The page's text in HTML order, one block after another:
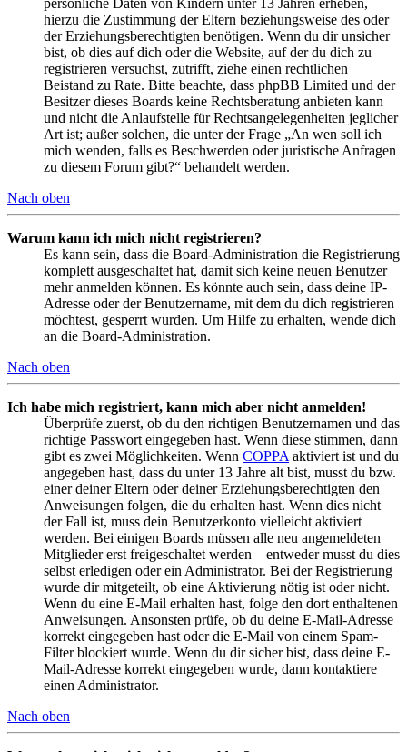
persönliche Daten von Kindern unter 13 Jahren erheben,
hierzu die Zustimmung der Eltern beziehungsweise des oder
der Erziehungsberechtigten benötigen. Wenn du dir unsicher
bist, ob dies auf dich oder die Website, auf der du dich zu
registrieren versuchst, zutrifft, ziehe einen rechtlichen
Beistand zu Rate. Bitte beachte, dass phpBB Limited und der
Besitzer dieses Boards keine Rechtsberatung anbieten kann
und nicht die Anlaufstelle für Rechtsangelegenheiten jeglicher
Art ist; außer solchen, die unter der Frage „An wen soll ich
mich wenden, falls es Beschwerden oder juristische Anfragen
zu diesem Forum gibt?“ behandelt werden.
Nach oben
Warum kann ich mich nicht registrieren?
Es kann sein, dass die Board-Administration die Registrierung
komplett ausgeschaltet hat, damit sich keine neuen Benutzer
mehr anmelden können. Es könnte auch sein, dass deine IP-
Adresse oder der Benutzername, mit dem du dich registrieren
möchtest, gesperrt wurden. Um Hilfe zu erhalten, wende dich
an die Board-Administration.
Nach oben
Ich habe mich registriert, kann mich aber nicht anmelden!
Überprüfe zuerst, ob du den richtigen Benutzernamen und das
richtige Passwort eingegeben hast. Wenn diese stimmen, dann
gibt es zwei Möglichkeiten. Wenn COPPA aktiviert ist und du
angegeben hast, dass du unter 13 Jahre alt bist, musst du bzw.
einer deiner Eltern oder deiner Erziehungsberechtigten den
Anweisungen folgen, die du erhalten hast. Wenn dies nicht
der Fall ist, muss dein Benutzerkonto vielleicht aktiviert
werden. Bei einigen Boards müssen alle neu angemeldeten
Mitglieder erst freigeschaltet werden – entweder musst du dies
selbst erledigen oder ein Administrator. Bei der Registrierung
wurde dir mitgeteilt, ob eine Aktivierung nötig ist oder nicht.
Wenn du eine E-Mail erhalten hast, folge den dort enthaltenen
Anweisungen. Ansonsten prüfe, ob du deine E-Mail-Adresse
korrekt eingegeben hast oder die E-Mail von einem Spam-
Filter blockiert wurde. Wenn du dir sicher bist, dass deine E-
Mail-Adresse korrekt eingegeben wurde, dann kontaktiere
einen Administrator.
Nach oben